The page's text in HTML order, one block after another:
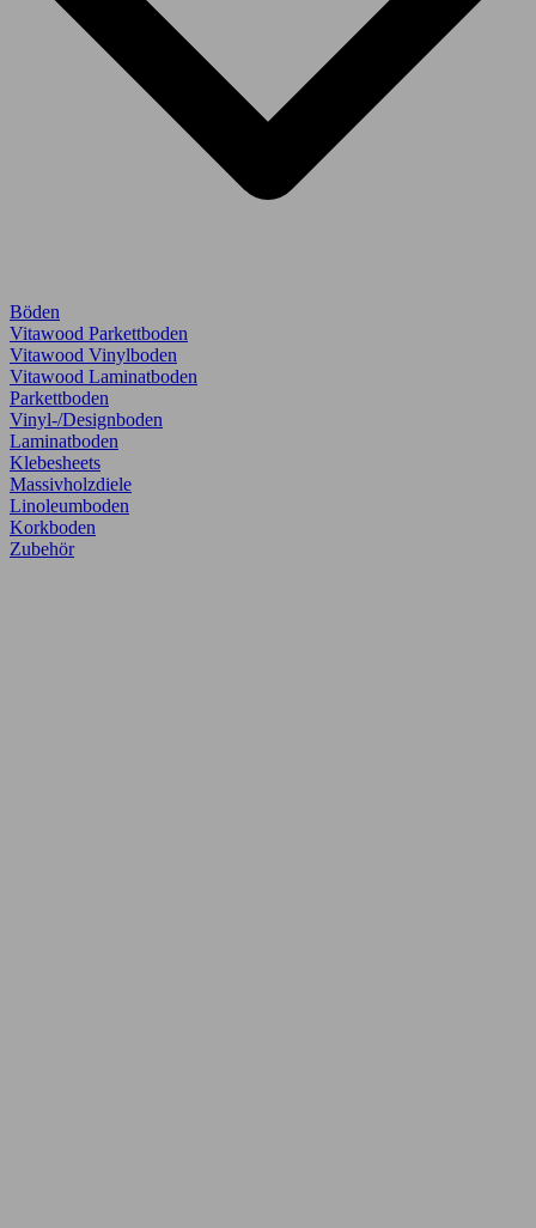
Böden
Vitawood Parkettboden
Vitawood Vinylboden
Vitawood Laminatboden
Parkettboden
Vinyl-/Designboden
Laminatboden
Klebesheets
Massivholzdiele
Linoleumboden
Korkboden
Zubehör